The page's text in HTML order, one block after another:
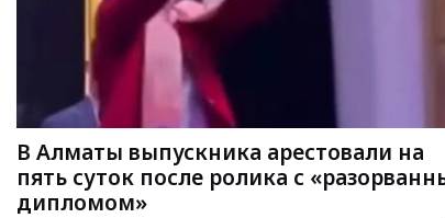
В Алматы выпускника арестовали на
пять суток после ролика с
дипломом»